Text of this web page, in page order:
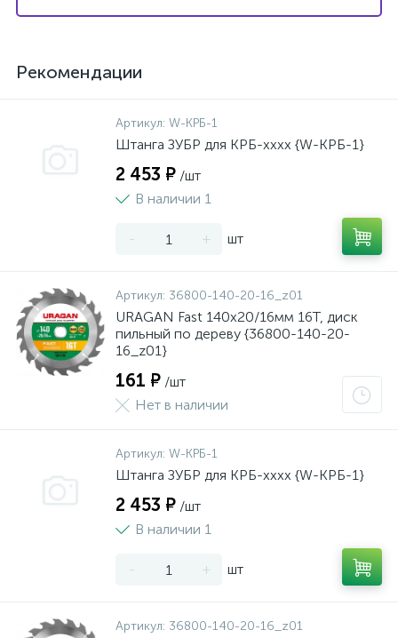
Рекомендации
Артикул: W-КРБ-1
Штанга ЗУБР для КРБ-хххх {W-КРБ-1}
2 453 ₽ /шт
В наличии 1
- + шт
Артикул: 36800-140-20-16_z01
URAGAN Fast 140x20/16мм 16Т, диск
пильный по дереву {36800-140-20-
16_z01}
161 ₽ /шт
Нет в наличии
Артикул: W-КРБ-1
Штанга ЗУБР для КРБ-хххх {W-КРБ-1}
2 453 ₽ /шт
В наличии 1
- + шт
Артикул: 36800-140-20-16_z01